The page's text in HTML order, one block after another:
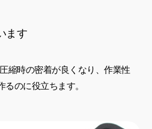
ます
縮時の密着が良くなり、作業性
のに役立ちます。